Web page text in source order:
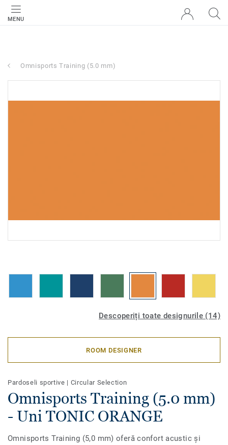
MENU
Omnisports Training (5.0 mm)
Descoperiți toate designurile (14)
ROOM DESIGNER
Pardoseli sportive | Circular Selection
Omnisports Training (5.0 mm)
- Uni TONIC ORANGE
Omnisports Training (5,0 mm) oferă confort acustic și